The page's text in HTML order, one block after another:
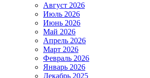
Август 2026
Июль 2026
Июнь 2026
Май 2026
Апрель 2026
Март 2026
Февраль 2026
Январь 2026
Декабрь 2025